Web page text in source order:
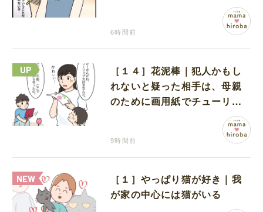
6時間前
［１４］花泥棒｜犯人かもし
れないと疑った相手は、母親
のために画用紙でチューリッ
プを作っていただけだった
9時間前
［１］やっぱり猫が好き｜我
が家の中心には猫がいる